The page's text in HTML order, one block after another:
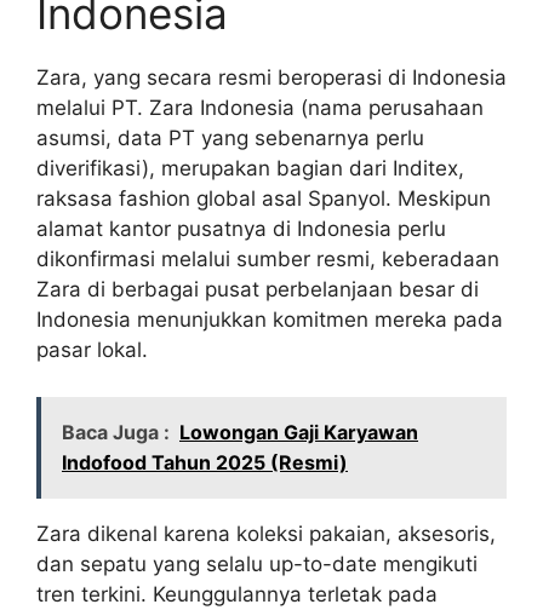
Indonesia
Zara, yang secara resmi beroperasi di Indonesia
melalui PT. Zara Indonesia (nama perusahaan
asumsi, data PT yang sebenarnya perlu
diverifikasi), merupakan bagian dari Inditex,
raksasa fashion global asal Spanyol. Meskipun
alamat kantor pusatnya di Indonesia perlu
dikonfirmasi melalui sumber resmi, keberadaan
Zara di berbagai pusat perbelanjaan besar di
Indonesia menunjukkan komitmen mereka pada
pasar lokal.
Baca Juga : Lowongan Gaji Karyawan
Indofood Tahun 2025 (Resmi)
Zara dikenal karena koleksi pakaian, aksesoris,
dan sepatu yang selalu up-to-date mengikuti
tren terkini. Keunggulannya terletak pada